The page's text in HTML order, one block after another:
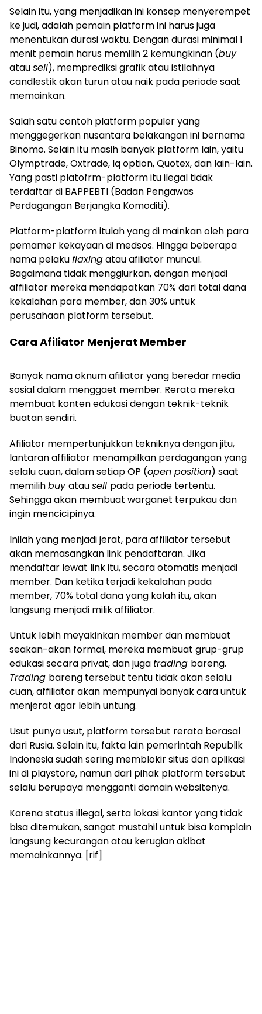
Selain itu, yang menjadikan ini konsep menyerempet
ke judi, adalah pemain platform ini harus juga
menentukan durasi waktu. Dengan durasi minimal 1
menit pemain harus memilih 2 kemungkinan (buy
atausell), memprediksi grafik atau istilahnya
candlestik akan turun atau naik pada periode saat
memainkan.
Salah satu contoh platform populer yang
menggegerkan nusantara belakangan ini bernama
Binomo. Selain itu masih banyak platform lain, yaitu
Olymptrade, Oxtrade, Iq option, Quotex, dan lain-lain.
Yang pasti platofrm-platform itu ilegal tidak
terdaftar di BAPPEBTI (Badan Pengawas
Perdagangan Berjangka Komoditi).
Platform-platform itulah yang di mainkan oleh para
pemamer kekayaan di medsos. Hingga beberapa
nama pelakuflaxingatau afiliator muncul.
Bagaimana tidak menggiurkan, dengan menjadi
affiliator mereka mendapatkan 70% dari total dana
kekalahan para member, dan 30% untuk
perusahaan platform tersebut.
Cara Afiliator Menjerat Member
Banyak nama oknum afiliator yang beredar media
sosial dalam menggaet member. Rerata mereka
membuat konten edukasi dengan teknik-teknik
buatan sendiri.
Afiliator mempertunjukkan tekniknya dengan jitu,
lantaran affiliator menampilkan perdagangan yang
selalu cuan, dalam setiap OP (open position) saat
memilihbuyatausell pada periode tertentu.
Sehingga akan membuat warganet terpukau dan
ingin mencicipinya.
Inilah yang menjadi jerat, para affiliator tersebut
akan memasangkan link pendaftaran. Jika
mendaftar lewat link itu, secara otomatis menjadi
member. Dan ketika terjadi kekalahan pada
member, 70% total dana yang kalah itu, akan
langsung menjadi milik affiliator.
Untuk lebih meyakinkan member dan membuat
seakan-akan formal, mereka membuat grup-grup
edukasi secara privat, dan juga trading bareng.
Trading bareng tersebut tentu tidak akan selalu
cuan, affiliator akan mempunyai banyak cara untuk
menjerat agar lebih untung.
Usut punya usut, platform tersebut rerata berasal
dari Rusia. Selain itu, fakta lain pemerintah Republik
Indonesia sudah sering memblokir situs dan aplikasi
ini di playstore, namun dari pihak platform tersebut
selalu berupaya mengganti domain websitenya.
Karena status illegal, serta lokasi kantor yang tidak
bisa ditemukan, sangat mustahil untuk bisa komplain
langsung kecurangan atau kerugian akibat
memainkannya. [rif]